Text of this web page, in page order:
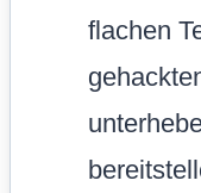
flachen